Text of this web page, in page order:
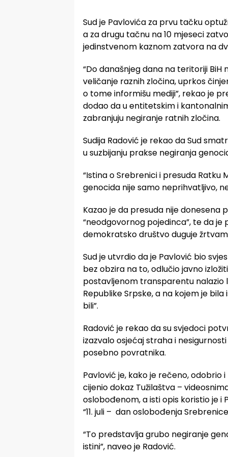
Sud je Pavlovića za prvu tačku
a za drugu tačnu na 10 mjeseci
jedinstvenom kaznom zatvora na
“Do današnjeg dana na teritoriji
veličanje raznih zločina, uprkos
o tome informišu mediji”, rekao je
dodao da u entitetskim i
zabranjuju negiranje ratnih zločina.
Sudija Radović je rekao da Sud
u suzbijanju prakse negiranja
“Istina o Srebrenici i presuda Ratku
genocida nije samo neprihvatljivo,
Kazao je da presuda nije
“neodgovornog pojedinca”, te da
demokratsko društvo duguje
Sud je utvrdio da je Pavlović bio
bez obzira na to, odlučio javno
postavljenom transparentu nalazio
Republike Srpske, a na kojem je
bili”.
Radović je rekao da su svjedoci
izazvalo osjećaj straha i
posebno povratnika.
Pavlović je, kako je rečeno, odobrio
cijenio dokaz Tužilaštva –
oslobođenom, a isti opis koristio je i
“11. juli – dan oslobođenja
“To predstavlja grubo negiranje
istini”, naveo je Radović.